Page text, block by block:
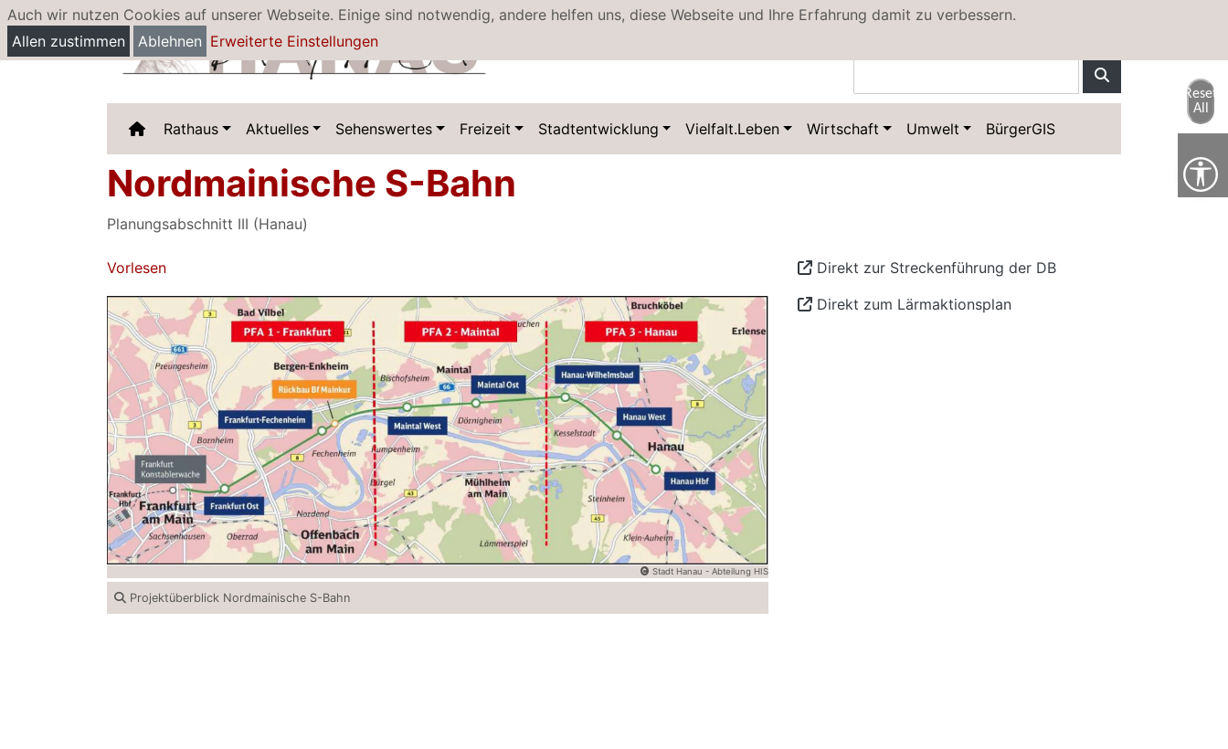
Auch wir nutzen Cookies auf unserer Webseite. Einige sind notwendig, andere helfen uns, diese Webseite und Ihre Erfahrung damit zu verbessern.
Allen zustimmen
Ablehnen Erweiterte Einstellungen
Datenschutz Kontakt Sitemap
Rathaus Aktuelles Sehenswertes Freizeit Stadtentwicklung Vielfalt.Leben Wirtschaft Umwelt BürgerGIS
Nordmainische S-Bahn
Planungsabschnitt III (Hanau)
Vorlesen
Stadt Hanau - Abteilung HIS
Projektüberblick Nordmainische S-Bahn
Direkt zur Streckenführung der DB
Direkt zum Lärmaktionsplan
Reset
All